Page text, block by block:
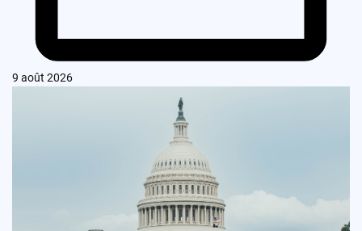
9 août 2026